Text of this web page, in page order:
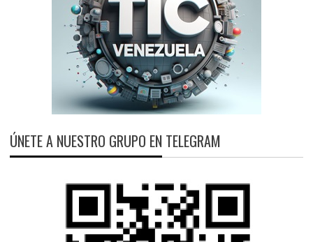
ÚNETE A NUESTRO GRUPO EN TELEGRAM